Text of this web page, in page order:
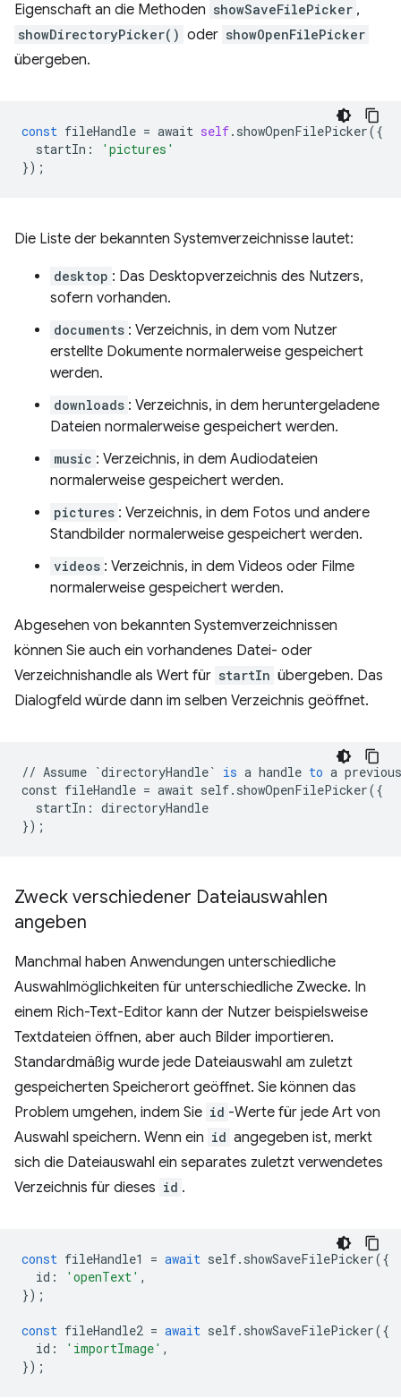
Eigenschaft an die Methoden showSaveFilePicker ,
showDirectoryPicker() oder showOpenFilePicker
übergeben.
const fileHandle = await self. showOpenFilePicker({
startIn :
'pictures'
});
Die Liste der bekannten Systemverzeichnisse lautet:
desktop : Das Desktopverzeichnis des Nutzers,
sofern vorhanden.
documents : Verzeichnis, in dem vom Nutzer
erstellte Dokumente normalerweise gespeichert
werden.
downloads : Verzeichnis, in dem heruntergeladene
Dateien normalerweise gespeichert werden.
music : Verzeichnis, in dem Audiodateien
normalerweise gespeichert werden.
pictures : Verzeichnis, in dem Fotos und andere
Standbilder normalerweise gespeichert werden.
videos : Verzeichnis, in dem Videos oder Filme
normalerweise gespeichert werden.
Abgesehen von bekannten Systemverzeichnissen
können Sie auch ein vorhandenes Datei- oder
Verzeichnishandle als Wert für startIn übergeben. Das
Dialogfeld würde dann im selben Verzeichnis geöffnet.
// Assume `directoryHandle` is a handle to a
const fileHandle = await self. showOpenFilePicker({
startIn : directoryHandle
});
Zweck verschiedener Dateiauswahlen
angeben
Manchmal haben Anwendungen unterschiedliche
Auswahlmöglichkeiten für unterschiedliche Zwecke. In
einem Rich-Text-Editor kann der Nutzer beispielsweise
Textdateien öffnen, aber auch Bilder importieren.
Standardmäßig wurde jede Dateiauswahl am zuletzt
gespeicherten Speicherort geöffnet. Sie können das
Problem umgehen, indem Sie id -Werte für jede Art von
Auswahl speichern. Wenn ein id angegeben ist, merkt
sich die Dateiauswahl ein separates zuletzt verwendetes
Verzeichnis für dieses id .
const fileHandle1 = await self. showSaveFilePicker({
id : 'openText' ,
});
const fileHandle2 = await self. showSaveFilePicker({
id : 'importImage' ,
});